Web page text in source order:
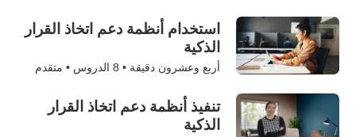
استخدام أنظمة دعم اتخاذ القرار
الذكية
أربع وعشرون دقيقة • 8 الدروس • متقدم
تنفيذ أنظمة دعم اتخاذ القرار
الذكية